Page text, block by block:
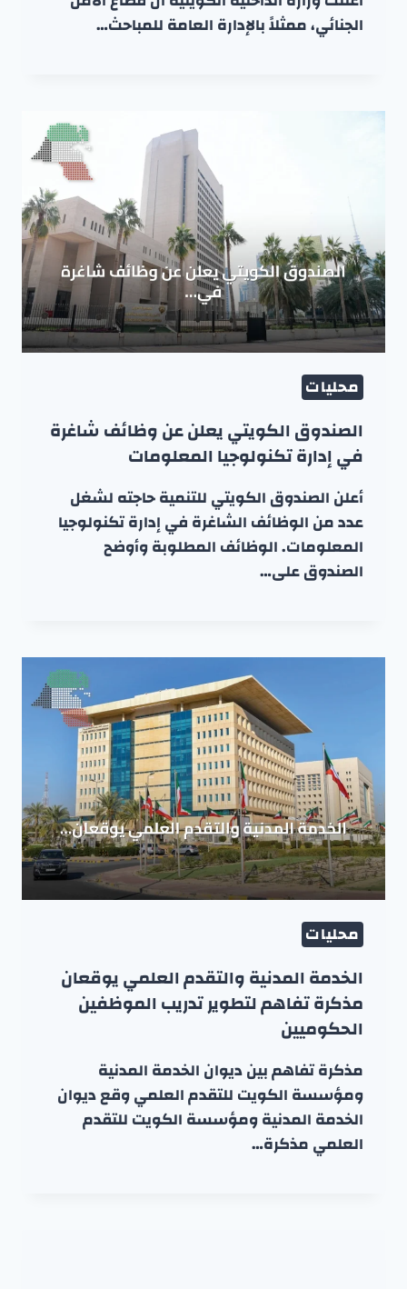
الجنائي، ممثلاً بالإدارة العامة للمباحث…
محليات
الصندوق الكويتي يعلن عن وظائف شاغرة
في إدارة تكنولوجيا المعلومات
أعلن الصندوق الكويتي للتنمية حاجته لشغل
عدد من الوظائف الشاغرة في إدارة تكنولوجيا
المعلومات. الوظائف المطلوبة وأوضح
الصندوق على…
محليات
الخدمة المدنية والتقدم العلمي يوقعان
مذكرة تفاهم لتطوير تدريب الموظفين
الحكوميين
مذكرة تفاهم بين ديوان الخدمة المدنية
ومؤسسة الكويت للتقدم العلمي وقع ديوان
الخدمة المدنية ومؤسسة الكويت للتقدم
العلمي مذكرة…